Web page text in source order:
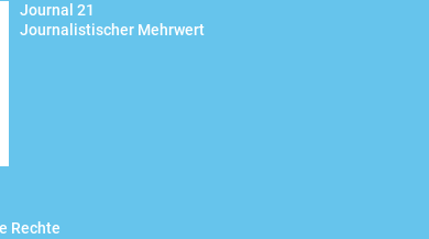
Journal 21
Journalistischer Mehrwert
Rechte